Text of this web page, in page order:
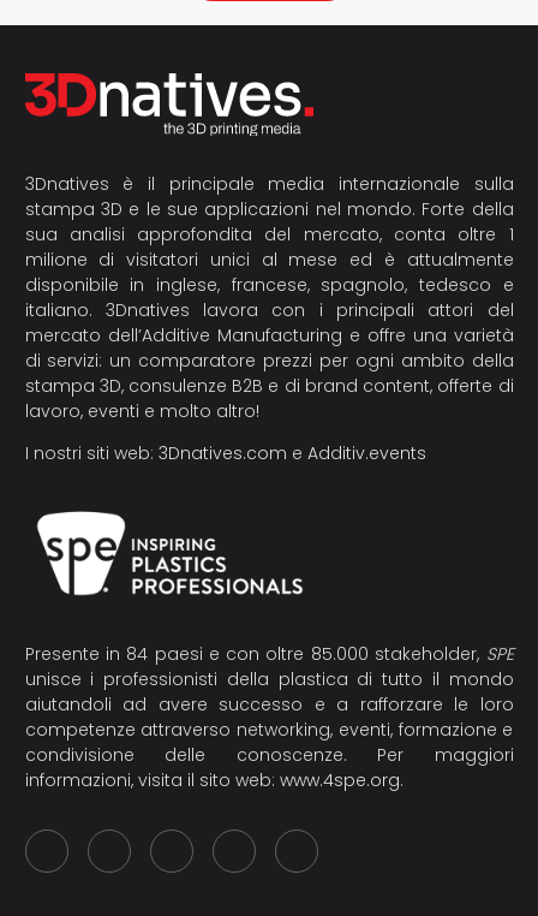
3Dnatives è il principale media internazionale sulla
stampa 3D e le sue applicazioni nel mondo. Forte della
sua analisi approfondita del mercato, conta oltre 1
milione di visitatori unici al mese ed è attualmente
disponibile in inglese, francese, spagnolo, tedesco e
italiano. 3Dnatives lavora con i principali attori del
mercato dell’Additive Manufacturing e offre una varietà
di servizi: un comparatore prezzi per ogni ambito della
stampa 3D, consulenze B2B e di brand content, offerte di
lavoro, eventi e molto altro!
I nostri siti web: 3Dnatives.com e Additiv.events
Presente in 84 paesi e con oltre 85.000 stakeholder, SPE
unisce i professionisti della plastica di tutto il mondo
aiutandoli ad avere successo e a rafforzare le loro
competenze attraverso networking, eventi, formazione e
condivisione delle conoscenze. Per maggiori
informazioni, visita il sito web: www.4spe.org.